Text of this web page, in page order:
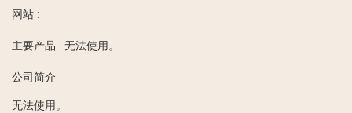
网站 :
主要产品 : 无法使用。
公司简介
无法使用。